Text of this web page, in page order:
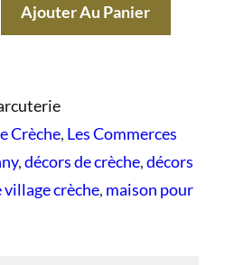
Ajouter Au Panier
Crèche, Les Commerces
, décors de crèche, décors
village crèche, maison pour